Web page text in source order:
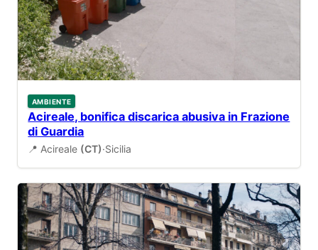
AMBIENTE
Acireale, bonifica discarica abusiva in Frazione
di Guardia
📍 Acireale (CT)·Sicilia